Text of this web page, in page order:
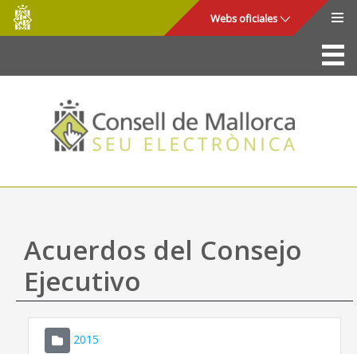
Saltar al contenido principal
Consell
de
Mallorca
Webs oficiales
La Sede
Consejo de Mallorca
Acceso y seguridad
Utilidades
Mapa web
Ayuda
Acuerdos del Consejo
Ejecutivo
2015